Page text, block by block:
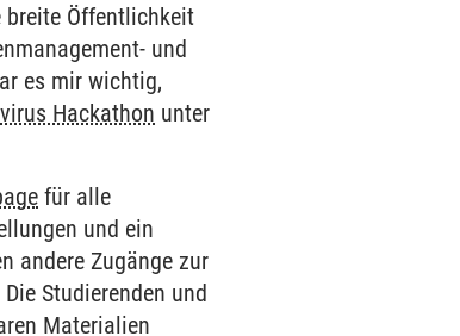
breite Öffentlichkeit
und
es mir wichtig,
Hackathon unter
für alle
und ein
andere Zugänge zur
Studierenden und
Materialien